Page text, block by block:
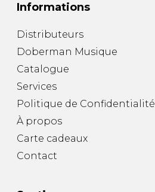
Informations
Distributeurs
Doberman Musique
Catalogue
Services
Politique de Confidentialité
À propos
Carte cadeaux
Contact